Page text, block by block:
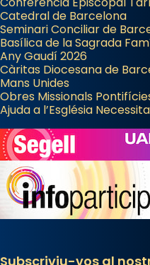
Catedral de Barcelona
Seminari Conciliar de
Basílica de la Sagrada
Any Gaudí 2026
Càritas Diocesana de
Mans Unides
Obres Missionals
Ajuda a l’Església
Subscriviu-vos al